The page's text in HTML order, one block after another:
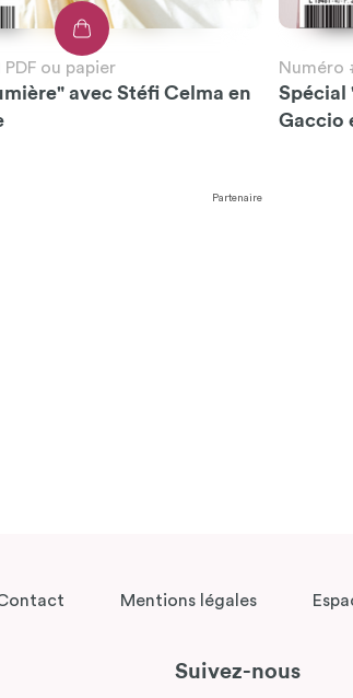
ou papier
avec Stéfi Celma en
Numéro
Spécial
Gaccio
Partenaire
Mentions légales
Suivez-nous